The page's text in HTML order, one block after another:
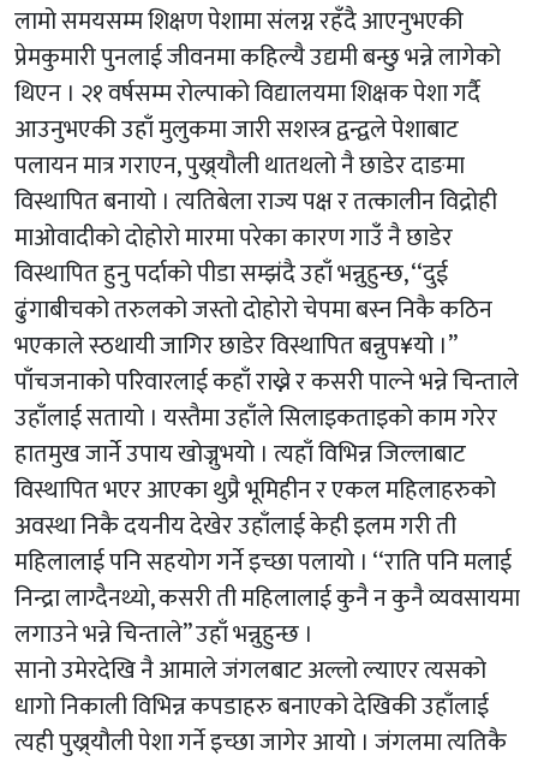
लामो समयसम्म शिक्षण पेशामा संलग्न रहँदै आएनुभएकी
प्रेमकुमारी पुनलाई जीवनमा कहिल्यै उद्यमी बन्छु भन्ने लागेको
थिएन । २१ वर्षसम्म रोल्पाको विद्यालयमा शिक्षक पेशा गर्दै
आउनुभएकी उहाँ मुलुकमा जारी सशस्त्र द्वन्द्वले पेशाबाट
पलायन मात्र गराएन, पुख्र्यौली थातथलो नै छाडेर दाङमा
विस्थापित बनायो । त्यतिबेला राज्य पक्ष र तत्कालीन विद्रोही
माओवादीको दोहोरो मारमा परेका कारण गाउँ नै छाडेर
विस्थापित हुनु पर्दाको पीडा सम्झंदै उहाँ भन्नुहुन्छ, ‘‘दुई
ढुंगाबीचको तरुलको जस्तो दोहोरो चेपमा बस्न निकै कठिन
भएकाले स्ठथायी जागिर छाडेर विस्थापित बन्नुप¥यो ।’’
पाँचजनाको परिवारलाई कहाँ राख्ने र कसरी पाल्ने भन्ने चिन्ताले
उहाँलाई सतायो । यस्तैमा उहाँले सिलाइकताइको काम गरेर
हातमुख जार्ने उपाय खोज्नुभयो । त्यहाँ विभिन्न जिल्लाबाट
विस्थापित भएर आएका थुप्रै भूमिहीन र एकल महिलाहरुको
अवस्था निकै दयनीय देखेर उहाँलाई केही इलम गरी ती
महिलालाई पनि सहयोग गर्ने इच्छा पलायो । ‘‘राति पनि मलाई
निन्द्रा लाग्दैनथ्यो, कसरी ती महिलालाई कुनै न कुनै व्यवसायमा
लगाउने भन्ने चिन्ताले’’ उहाँ भन्नुहुन्छ ।
सानो उमेरदेखि नै आमाले जंगलबाट अल्लो ल्याएर त्यसको
धागो निकाली विभिन्न कपडाहरु बनाएको देखिकी उहाँलाई
त्यही पुख्र्यौली पेशा गर्ने इच्छा जागेर आयो । जंगलमा त्यतिकै